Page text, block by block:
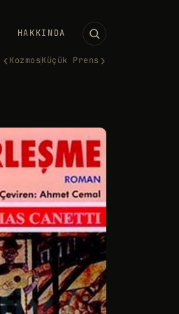
HAKKINDA
‹KozmosKüçük Prens ›